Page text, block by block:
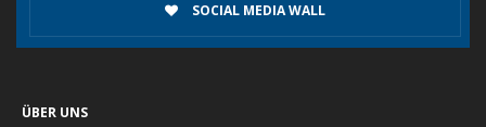
SOCIAL MEDIA WALL
ÜBER UNS